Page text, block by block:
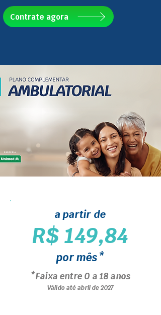
Contrate agora
a partir de
R$ 149,84
por mês*
*Faixa entre 0 a 18 anos
Válido até abril de 2027